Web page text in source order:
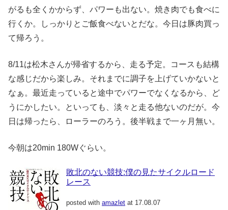
がるも全くかからず、パワーも出ない。焼き肉でも食べに
行くか。しっかりとご飯食べないとだな。今日は豚肉買っ
て帰ろう。
8/11は松木さんが帰省するから、走る予定。コースも結構
な感じだから楽しみ。それまでに調子を上げていかないと
なぁ。最近走っていると途中でパワーでなくなるから、ど
うにかしたい。といっても、淡々と走る他ないのだが。今
日は帰ったら、ローラーのろう。後半戦まで一ヶ月無い。
今朝は20min 180Wぐらい。
敗北のない競技:僕の見たサイクルロード
レース
posted with amazlet at 17.08.07